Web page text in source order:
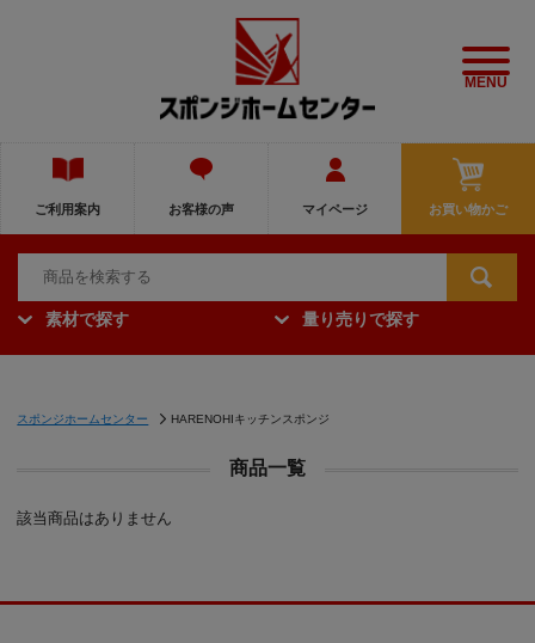
MENU
お買い物かご
マイページ
お客様の声
ご利用案内
素材で探す 量り売りで探す
スポンジホームセンター HARENOHIキッチンスポンジ
商品一覧
該当商品はありません